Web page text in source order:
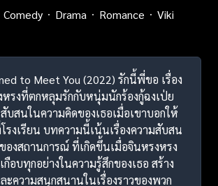
Comedy Drama Romance
Viki
to Meet You (2022) รักนี้พี่ขอ เรื่อง
หรงที่ตกหลุมรักกับหนุ่มนักร้องกู้ฉงเป่ย
บสนในความคิดของเธอเมื่อเขาบอกให้
รงเรียน บทความนี้เน้นเรื่องความสับสน
องสถานการณ์ ที่เกิดขึ้นเมื่อจินหรงหรง
อบทุกอย่างในความรู้สึกของเธอ สร้าง
ะความสนุกสนานในเรื่องราวของพวก